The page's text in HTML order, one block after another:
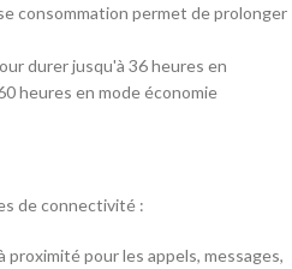
consommation permet de prolonger
durer jusqu'à 36 heures en
heures en mode économie
de connectivité :
proximité pour les appels, messages,